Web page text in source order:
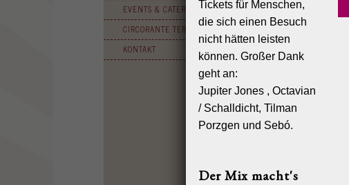
EVENTS & CATERINGS
CIRCORANTE TERMINE
KONTAKT
Tickets für Menschen,
die sich einen Besuch
nicht hätten leisten
können. Großer Dank
geht an:
Jupiter Jones , Octavian
/ Schalldicht, Tilman
Porzgen und Sebó.
Der Mix macht's